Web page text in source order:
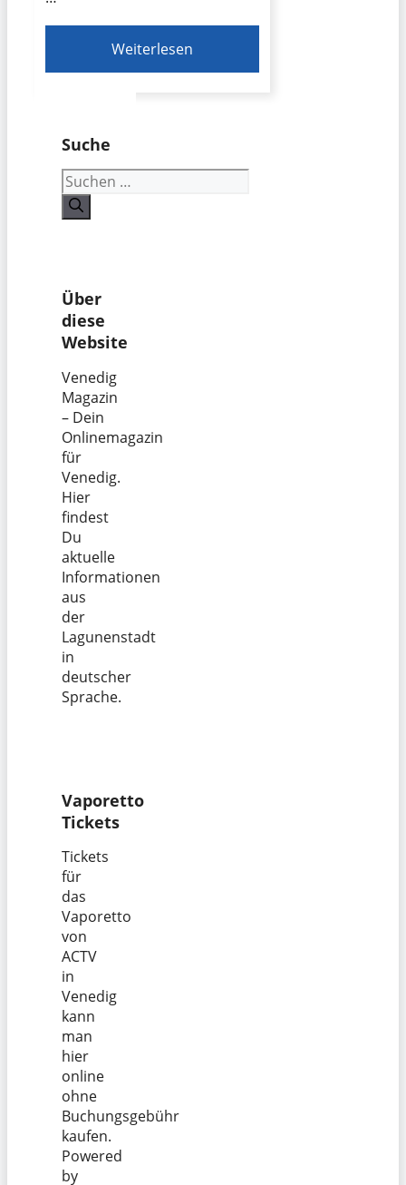
Weiterlesen
Suche
Suchen
nach:
Über
diese
Website
Venedig
Magazin
– Dein
Onlinemagazin
für
Venedig.
Hier
findest
Du
aktuelle
Informationen
aus
der
Lagunenstadt
in
deutscher
Sprache.
Vaporetto
Tickets
Tickets
für
das
Vaporetto
von
ACTV
in
Venedig
kann
man
hier
online
ohne
Buchungsgebühr
kaufen.
Powered
by